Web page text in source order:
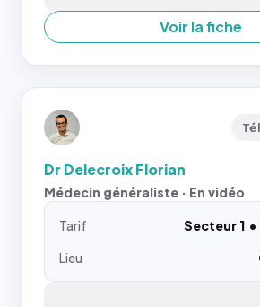
Voir la fiche
Dr Delecroix Florian
Médecin généraliste · En vidéo
Tarif Secteur 1
Lieu